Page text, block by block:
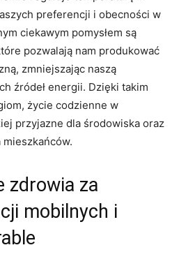
preferencji i obecności w
ciekawym pomysłem ⁢są
⁢pozwalają nam produkować
zmniejszając naszą‍
źródeł⁢ energii. ⁣Dzięki takim
życie codzienne w
przyjazne ⁢dla środowiska oraz
zdrowia‌ za
mobilnych i